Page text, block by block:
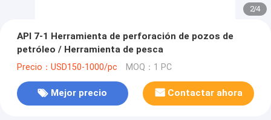
2/4
API 7-1 Herramienta de perforación de pozos de
petróleo / Herramienta de pesca
Precio：USD150-1000/pc MOQ：1 PC
Mejor precio Contactar ahora